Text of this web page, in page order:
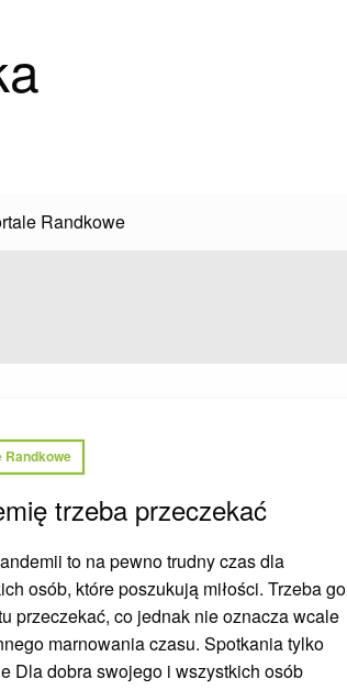
Randkowe
Randkowe
trzeba przeczekać
to na pewno trudny czas dla
osób, które poszukują miłości. Trzeba go
przeczekać, co jednak nie oznacza wcale
marnowania czasu. Spotkania tylko
Dla dobra swojego i wszystkich osób